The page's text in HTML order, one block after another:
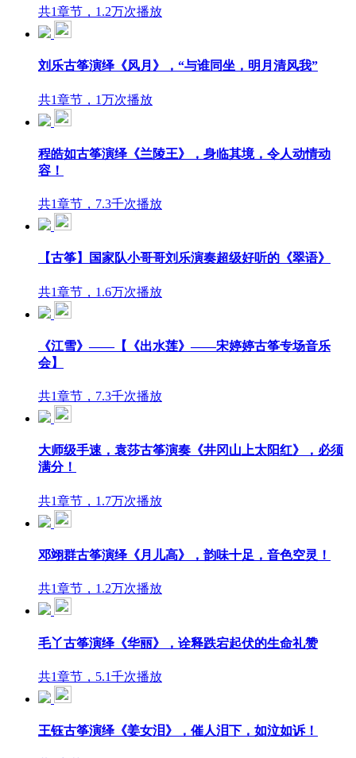
共1章节，1.2万次播放
刘乐古筝演绎《风月》，“与谁同坐，明月清风我”
共1章节，1万次播放
程皓如古筝演绎《兰陵王》，身临其境，令人动情动
容！
共1章节，7.3千次播放
【古筝】国家队小哥哥刘乐演奏超级好听的《翠语》
共1章节，1.6万次播放
《江雪》——【《出水莲》——宋婷婷古筝专场音乐
会】
共1章节，7.3千次播放
大师级手速，袁莎古筝演奏《井冈山上太阳红》，必须
满分！
共1章节，1.7万次播放
邓翊群古筝演绎《月儿高》，韵味十足，音色空灵！
共1章节，1.2万次播放
毛丫古筝演绎《华丽》，诠释跌宕起伏的生命礼赞
共1章节，5.1千次播放
王钰古筝演绎《姜女泪》，催人泪下，如泣如诉！